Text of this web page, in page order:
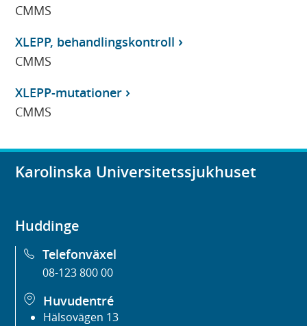
CMMS
XLEPP, behandlingskontroll
CMMS
XLEPP-mutationer
CMMS
Karolinska Universitetssjukhuset
Huddinge
Telefonväxel
08-123 800 00
Huvudentré
Hälsovägen 13